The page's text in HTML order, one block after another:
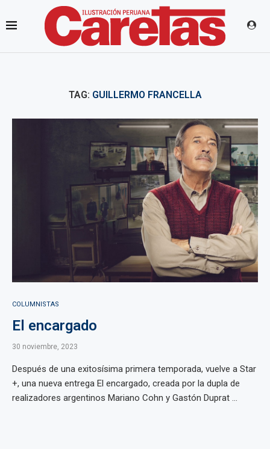
TAG: GUILLERMO FRANCELLA
COLUMNISTAS
El encargado
30 noviembre, 2023
Después de una exitosísima primera temporada, vuelve a Star
+, una nueva entrega El encargado, creada por la dupla de
realizadores argentinos Mariano Cohn y Gastón Duprat ...